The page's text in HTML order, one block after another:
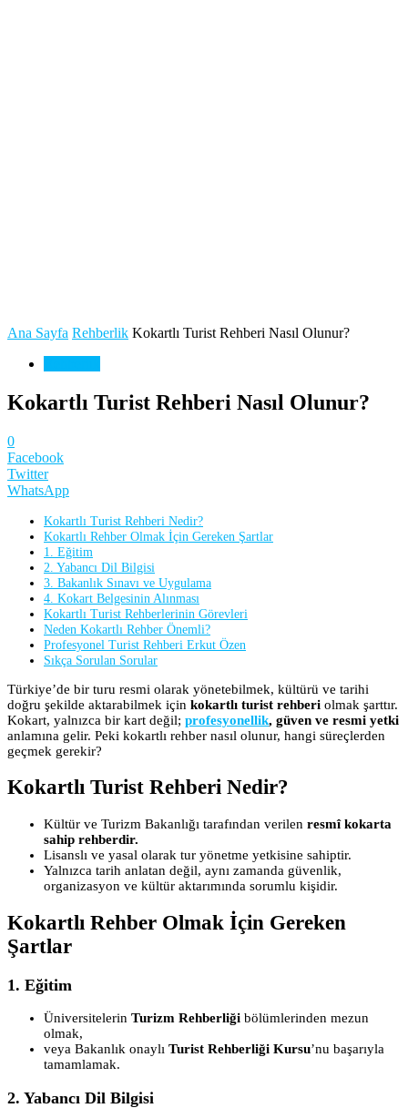
Ana Sayfa Rehberlik Kokartlı Turist Rehberi Nasıl Olunur?
Kokartlı Turist Rehberi Nasıl Olunur?
0
Facebook
Twitter
WhatsApp
Kokartlı Turist Rehberi Nedir?
Kokartlı Rehber Olmak İçin Gereken Şartlar
1. Eğitim
2. Yabancı Dil Bilgisi
3. Bakanlık Sınavı ve Uygulama
4. Kokart Belgesinin Alınması
Kokartlı Turist Rehberlerinin Görevleri
Neden Kokartlı Rehber Önemli?
Profesyonel Turist Rehberi Erkut Özen
Sıkça Sorulan Sorular
Türkiye’de bir turu resmi olarak yönetebilmek, kültürü ve tarihi
doğru şekilde aktarabilmek için kokartlı turist rehberi olmak şarttır.
Kokart, yalnızca bir kart değil; profesyonellik, güven ve resmi yetki
anlamına gelir. Peki kokartlı rehber nasıl olunur, hangi süreçlerden
geçmek gerekir?
Kokartlı Turist Rehberi Nedir?
Kültür ve Turizm Bakanlığı tarafından verilen resmî kokarta
sahip rehberdir.
Lisanslı ve yasal olarak tur yönetme yetkisine sahiptir.
Yalnızca tarih anlatan değil, aynı zamanda güvenlik,
organizasyon ve kültür aktarımında sorumlu kişidir.
Kokartlı Rehber Olmak İçin Gereken
Şartlar
1. Eğitim
Üniversitelerin Turizm Rehberliği bölümlerinden mezun
olmak,
veya Bakanlık onaylı Turist Rehberliği Kursu’nu başarıyla
tamamlamak.
2. Yabancı Dil Bilgisi